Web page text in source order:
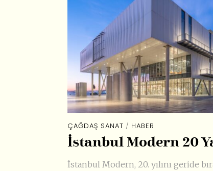
ÇAĞDAŞ SANAT / HABER
İstanbul Modern 20
İstanbul Modern, 20. yılını geride